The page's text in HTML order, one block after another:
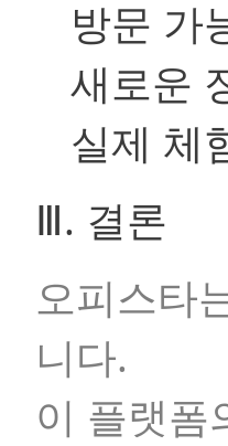
방문 가
새로운
실제 체
Ⅲ. 결론
오피스타
니다.
이 플랫폼